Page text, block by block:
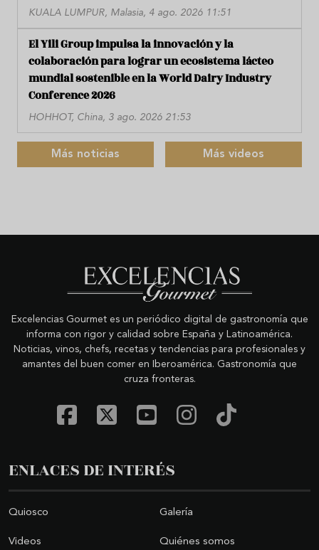
KUALA LUMPUR, Malasia, 4 ago. 2026 11:51
El Yili Group impulsa la innovación y la
colaboración para lograr un ecosistema lácteo
mundial sostenible en la World Dairy Industry
Conference 2026
HOHHOT, China, 3 ago. 2026 21:53
Más noticias Más videos
Excelencias Gourmet es un periódico digital de gastronomía que
informa con rigor y calidad sobre España y Latinoamérica.
Noticias, vinos, chefs, recetas y tendencias para profesionales y
amantes del buen comer en Iberoamérica. Gastronomía que
cruza fronteras.
ENLACES DE INTERÉS
Quiosco Galería
Videos Quiénes somos